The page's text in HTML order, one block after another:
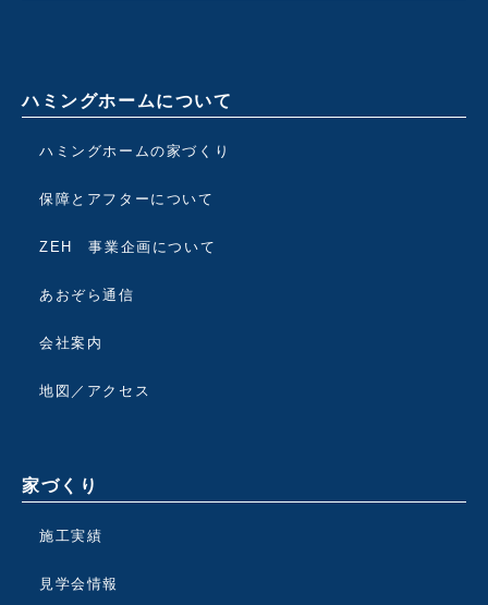
ハミングホームについて
ハミングホームの家づくり
保障とアフターについて
ZEH 事業企画について
あおぞら通信
会社案内
地図／アクセス
家づくり
施工実績
見学会情報